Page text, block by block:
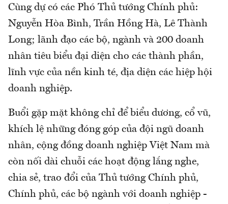
Cùng dự có các Phó Thủ tướng Chính phủ:
Nguyễn Hòa Bình, Trần Hồng Hà, Lê Thành
Long; lãnh đạo các bộ, ngành và 200 doanh
nhân tiêu biểu đại diện cho các thành phần,
lĩnh vực của nền kinh té, địa diện các hiệp hội
doanh nghiệp.
Buổi gặp mặt không chỉ để biểu dương, cổ vũ,
khích lệ những đóng góp của đội ngũ doanh
nhân, cộng đồng doanh nghiệp Việt Nam mà
còn nối dài chuỗi các hoạt động lắng nghe,
chia sẻ, trao đổi của Thủ tướng Chính phủ,
Chính phủ, các bộ ngành với doanh nghiệp -